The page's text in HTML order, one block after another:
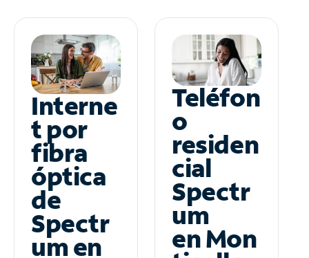
Interne
t por
fibra
óptica
de
Spectr
um en
Teléfon
o
residen
cial
Spectr
um
en Mon